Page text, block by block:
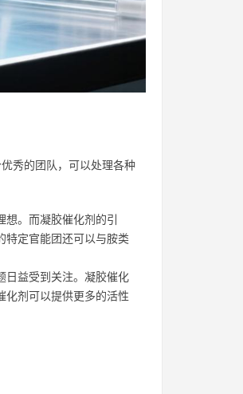
秀的团队，可以处理各种
。而凝胶催化剂的引
特定官能团还可以与胺类
日益受到关注。凝胶催化
化剂可以提供更多的活性